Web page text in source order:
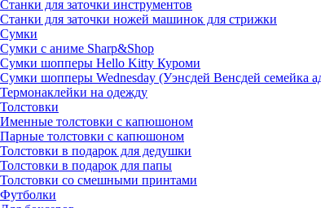
Станки для заточки инструментов
Станки для заточки ножей машинок для стрижки
Сумки
Сумки с аниме Sharp&Shop
Сумки шопперы Hello Kitty Куроми
Сумки шопперы Wednesday (Уэнсдей Венсдей семейка
Термонаклейки на одежду
Толстовки
Именные толстовки с капюшоном
Парные толстовки с капюшоном
Толстовки в подарок для дедушки
Толстовки в подарок для папы
Толстовки со смешными принтами
Футболки